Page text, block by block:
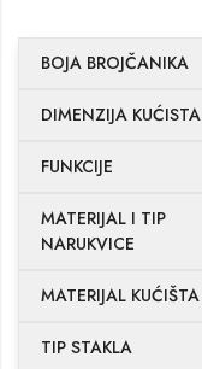
BOJA BROJČANIKA
DIMENZIJA KUĆISTA
FUNKCIJE
MATERIJAL I TIP
NARUKVICE
MATERIJAL KUĆIŠTA
TIP STAKLA